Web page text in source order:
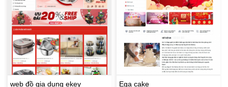
web đồ gia dụng ekey
Ega cake